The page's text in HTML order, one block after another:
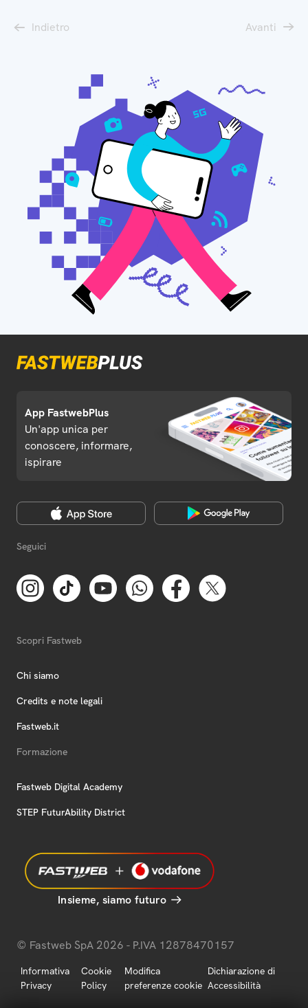
Indietro Avanti
App FastwebPlus
Un'app unica per
conoscere, informare,
ispirare
Seguici
Scopri Fastweb
Chi siamo
Credits e note legali
Fastweb.it
Formazione
Fastweb Digital Academy
STEP FuturAbility District
Insieme, siamo futuro
© Fastweb SpA 2026 - P.IVA 12878470157
Informativa
Privacy
Cookie
Policy
Modifica
preferenze cookie
Dichiarazione di
Accessibilità